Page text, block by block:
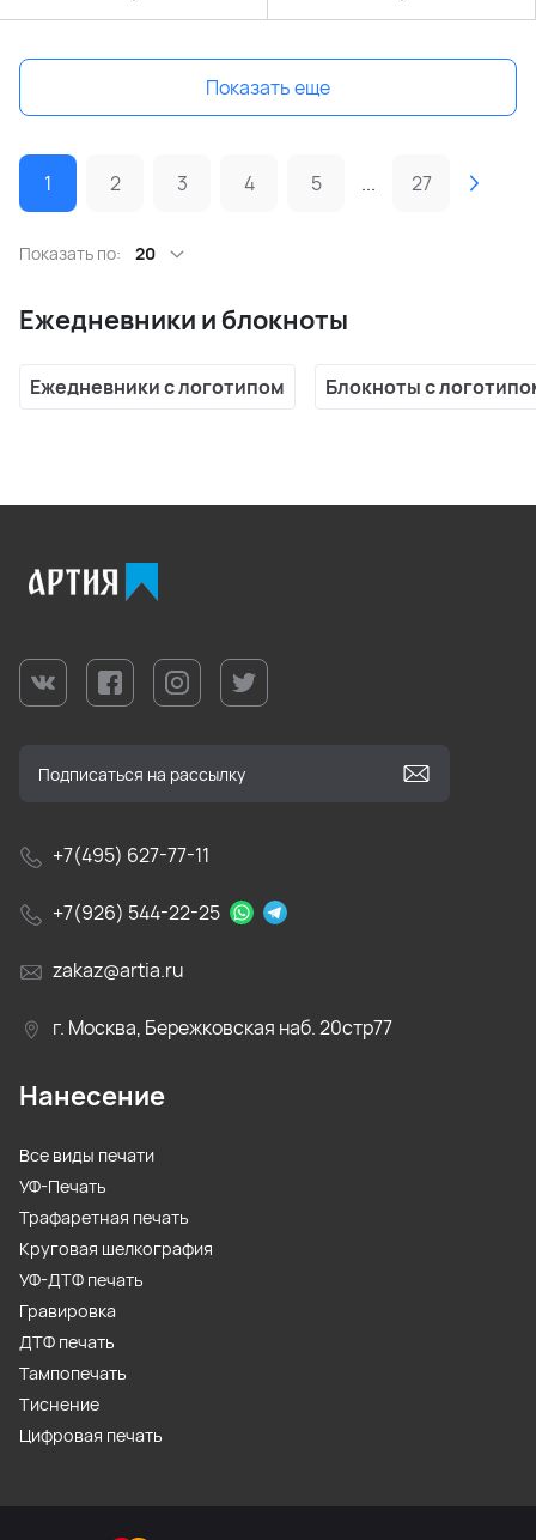
Показать еще
1 2 3 4 5 ... 27
Показать по: 20
Ежедневники и блокноты
Ежедневники с логотипом Блокноты с
+7(495) 627-77-11
+7(926) 544-22-25
zakaz@artia.ru
г. Москва, Бережковская наб. 20стр77
Нанесение
Все виды печати
УФ-Печать
Трафаретная печать
Круговая шелкография
УФ-ДТФ печать
Гравировка
ДТФ печать
Тампопечать
Тиснение
Цифровая печать